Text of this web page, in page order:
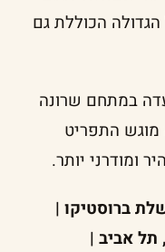
הכוללת גם
במתחם שרונה
מוגש התפריט
ומודרני יותר.
ברוסטיקו |
רוטשילד 15, תל אביב | בזל 42, תל אביב |